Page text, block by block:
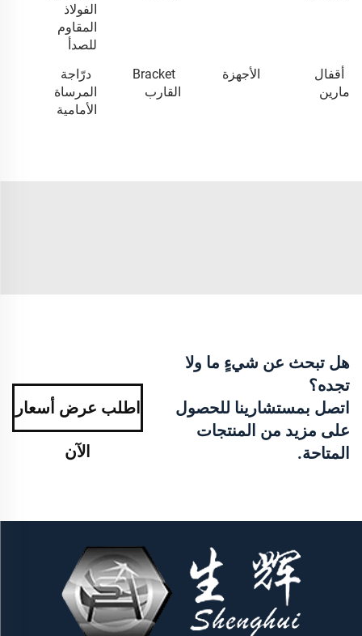
الفولاذ
المقاوم
للصدأ
أقفال
مارين
الأجهزة
Bracket
القارب
درّاجة
المرساة
الأمامية
هل تبحث عن شيءٍ ما ولا
تجده؟
اتصل بمستشارينا للحصول
على مزيد من المنتجات
المتاحة.
اطلب عرض أسعار
الآن